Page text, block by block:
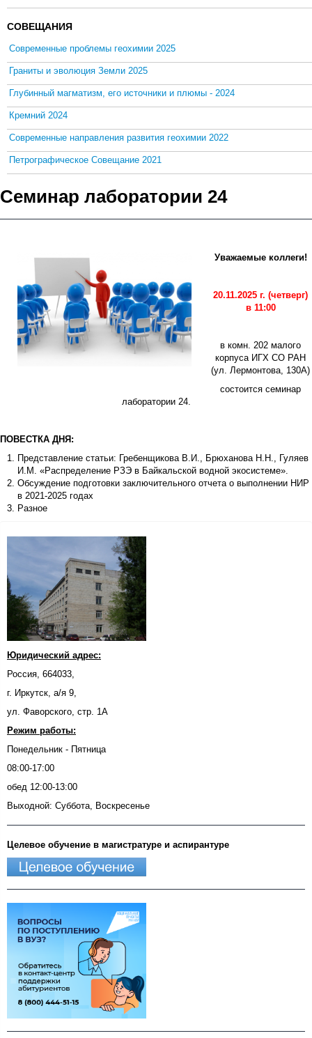
СОВЕЩАНИЯ
Современные проблемы геохимии 2025
Граниты и эволюция Земли 2025
Глубинный магматизм, его источники и плюмы - 2024
Кремний 2024
Современные направления развития геохимии 2022
Петрографическое Совещание 2021
Семинар лаборатории 24
Уважаемые коллеги!
20.11.2025 г. (четверг)
в 11:00
в комн. 202 малого
корпуса ИГХ СО РАН
(ул. Лермонтова, 130А)
состоится семинар
лаборатории 24.
ПОВЕСТКА ДНЯ:
Представление статьи: Гребенщикова В.И., Брюханова Н.Н., Гуляев
И.М. «Распределение РЗЭ в Байкальской водной экосистеме».
Обсуждение подготовки заключительного отчета о выполнении НИР
в 2021-2025 годах
Разное
Юридический адрес:
Россия, 664033,
г. Иркутск, а/я 9,
ул. Фаворского, стр. 1А
Режим работы:
Понедельник - Пятница
08:00-17:00
обед 12:00-13:00
Выходной: Суббота, Воскресенье
Целевое обучение в магистратуре и аспирантуре